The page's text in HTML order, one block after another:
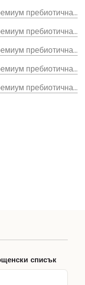
пребиотични
05N°, комплект
01N°, комплект
03N°
02N°
01N°
пребиотична
пребиотична
пребиотична
пребиотична
пребиотична
списък